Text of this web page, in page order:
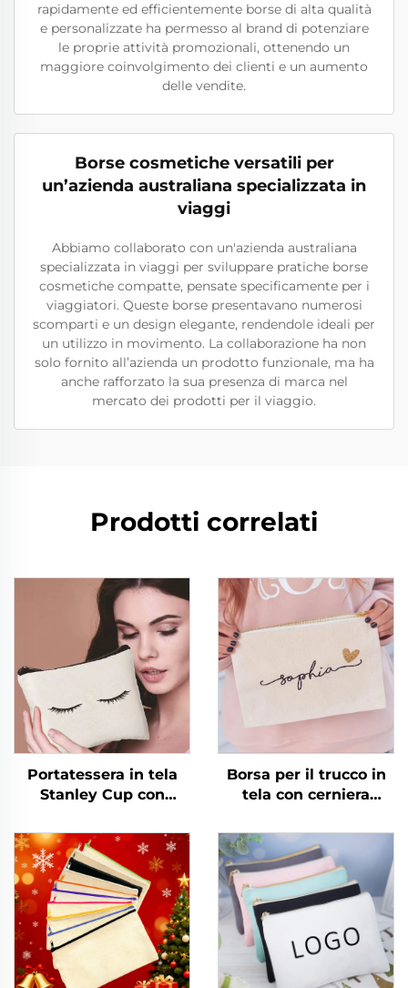
rapidamente ed efficientemente borse di alta qualità
e personalizzate ha permesso al brand di potenziare
le proprie attività promozionali, ottenendo un
maggiore coinvolgimento dei clienti e un aumento
delle vendite.
Borse cosmetiche versatili per
un’azienda australiana specializzata in
viaggi
Abbiamo collaborato con un'azienda australiana
specializzata in viaggi per sviluppare pratiche borse
cosmetiche compatte, pensate specificamente per i
viaggiatori. Queste borse presentavano numerosi
scomparti e un design elegante, rendendole ideali per
un utilizzo in movimento. La collaborazione ha non
solo fornito all’azienda un prodotto funzionale, ma ha
anche rafforzato la sua presenza di marca nel
mercato dei prodotti per il viaggio.
Prodotti correlati
Portatessera in tela
Stanley Cup con
personalizzato con
iniziali e portachiavi,
chiusura aperta, per
viaggio, per donna,
damigella d'onore,
giovane
Borsa per il trucco in
tela con cerniera
all'ingrosso, borse in
cotone, borsa per
cosmetici con texture
dorata e cerniera con
logo personalizzato